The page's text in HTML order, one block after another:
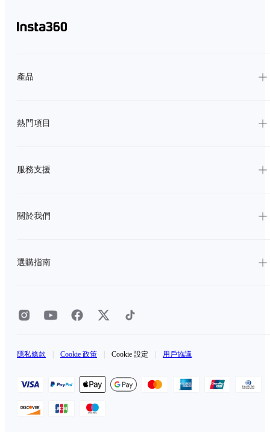
產品
熱門項目
服務支援
關於我們
選購指南
隱私條款 Cookie 政策 Cookie 設定 用戶協議